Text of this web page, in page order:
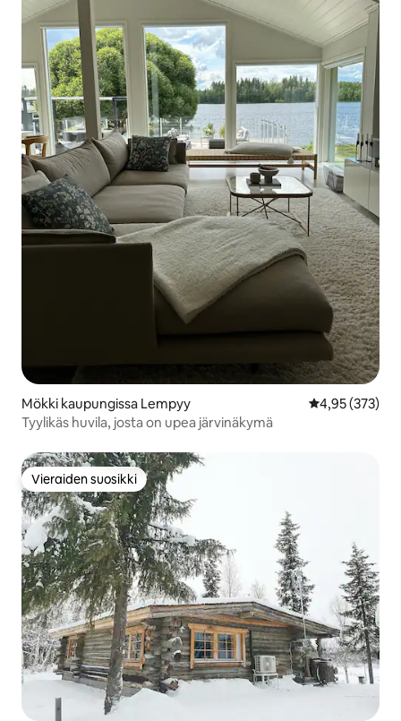
Mökki kaupungissa Lempyy
4,95 (373)
Tyylikäs huvila, josta on upea järvinäkymä
Vieraiden suosikki
Vieraiden suosikki